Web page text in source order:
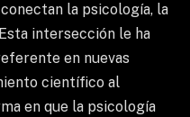
la psicología, la
intersección le ha
en nuevas
científico al
en que la psicología